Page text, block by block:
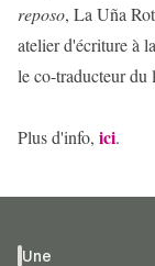
reposo, La Uña
atelier d'écriture à
le co-traducteur
Plus d'info, ici.
Une